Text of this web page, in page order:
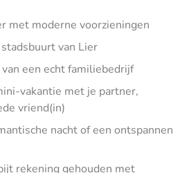
met moderne voorzieningen
van Lier
een echt familiebedrijf
vakantie met je partner,
vriend(in)
nacht of een ontspannen
rekening gehouden met